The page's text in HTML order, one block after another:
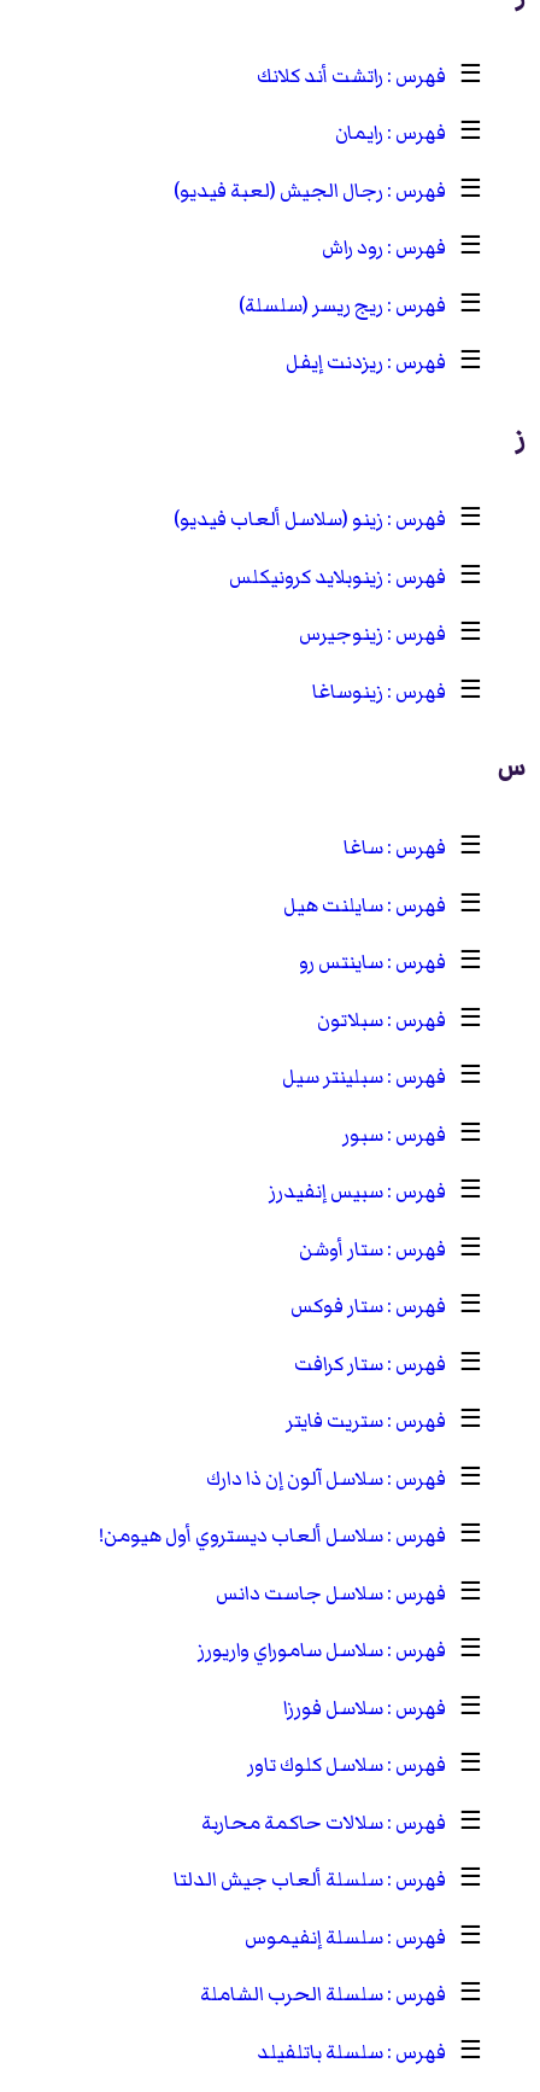
☰
راتشت أند كلانك
☰
رايمان
☰
رجال الجيش (لعبة فيديو)
☰
رود راش
☰
ريج ريسر (سلسلة)
☰
ريزدنت إيفل
ز
☰
زينو (سلاسل ألعاب فيديو)
☰
زينوبلايد كرونيكلس
☰
زينوجيرس
☰
زينوساغا
س
☰
ساغا
☰
سايلنت هيل
☰
ساينتس رو
☰
سبلاتون
☰
سبلينتر سيل
☰
سبور
☰
سبيس إنفيدرز
☰
ستار أوشن
☰
ستار فوكس
☰
ستار كرافت
☰
ستريت فايتر
☰
سلاسل آلون إن ذا دارك
☰
سلاسل ألعاب ديستروي أول هيومن!
☰
سلاسل جاست دانس
☰
سلاسل ساموراي واريورز
☰
سلاسل فورزا
☰
سلاسل كلوك تاور
☰
سلالات حاكمة محاربة
☰
سلسلة ألعاب جيش الدلتا
☰
سلسلة إنفيموس
☰
سلسلة الحرب الشاملة
☰
سلسلة باتلفيلد